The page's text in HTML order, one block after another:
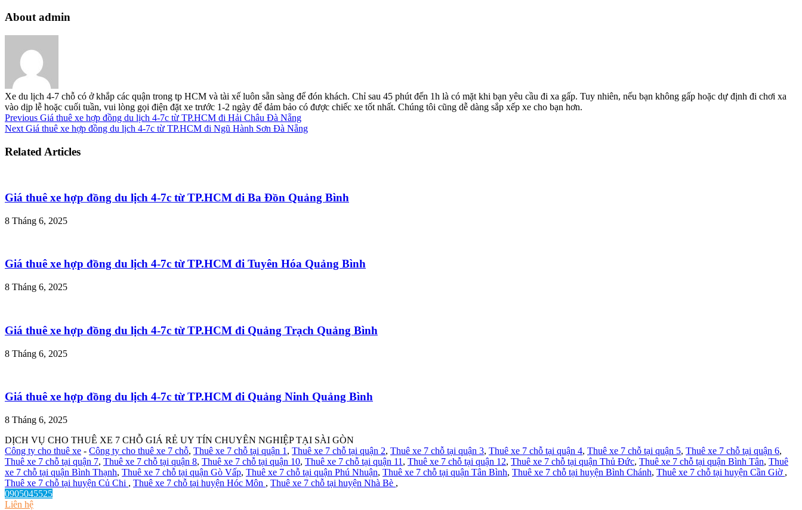
About admin
Xe du lịch 4-7 chỗ có ở khắp các quận trong tp HCM và tài xế luôn sẵn sàng để đón khách. Chỉ sau 45 phút đến 1h là có mặt khi bạn yêu cầu đi xa gấp. Tuy nhiên, nếu bạn không gấp hoặc dự định đi chơi xa
vào dịp lễ hoặc cuối tuần, vui lòng gọi điện đặt xe trước 1-2 ngày để đảm bảo có được chiếc xe tốt nhất. Chúng tôi cũng dễ dàng sắp xếp xe cho bạn hơn.
Previous Giá thuê xe hợp đồng du lịch 4-7c từ TP.HCM đi Hải Châu Đà Nẵng
Next Giá thuê xe hợp đồng du lịch 4-7c từ TP.HCM đi Ngũ Hành Sơn Đà Nẵng
Related Articles
Giá thuê xe hợp đồng du lịch 4-7c từ TP.HCM đi Ba Đồn Quảng Bình
8 Tháng 6, 2025
Giá thuê xe hợp đồng du lịch 4-7c từ TP.HCM đi Tuyên Hóa Quảng Bình
8 Tháng 6, 2025
Giá thuê xe hợp đồng du lịch 4-7c từ TP.HCM đi Quảng Trạch Quảng Bình
8 Tháng 6, 2025
Giá thuê xe hợp đồng du lịch 4-7c từ TP.HCM đi Quảng Ninh Quảng Bình
8 Tháng 6, 2025
DỊCH VỤ CHO THUÊ XE 7 CHỖ GIÁ RẺ UY TÍN CHUYÊN NGHIỆP TẠI SÀI GÒN
Công ty cho thuê xe - Công ty cho thuê xe 7 chỗ, Thuê xe 7 chỗ tại quận 1 , Thuê xe 7 chỗ tại quận 2, Thuê xe 7 chỗ tại quận 3, Thuê xe 7 chỗ tại quận 4, Thuê xe 7 chỗ tại quận 5, Thuê xe 7 chỗ tại quận 6,
Thuê xe 7 chỗ tại quận 7, Thuê xe 7 chỗ tại quận 8, Thuê xe 7 chỗ tại quận 10, Thuê xe 7 chỗ tại quận 11 , Thuê xe 7 chỗ tại quận 12, Thuê xe 7 chỗ tại quận Thủ Đức, Thuê xe 7 chỗ tại quận Bình Tân, Thuê
xe 7 chỗ tại quận Bình Thạnh, Thuê xe 7 chỗ tại quận Gò Vấp, Thuê xe 7 chỗ tại quận Phú Nhuận, Thuê xe 7 chỗ tại quận Tân Bình, Thuê xe 7 chỗ tại huyện Bình Chánh, Thuê xe 7 chỗ tại huyện Cần Giờ ,
Thuê xe 7 chỗ tại huyện Củ Chi , Thuê xe 7 chỗ tại huyện Hóc Môn , Thuê xe 7 chỗ tại huyện Nhà Bè ,
0905045525
Liên hệ